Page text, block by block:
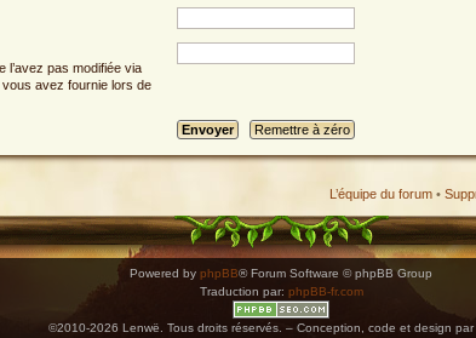
l’avez pas modifiée via
vous avez fournie lors de
L’équipe du forum •
Powered by phpBB® Forum Software © phpBB Group
Traduction par: phpBB-fr.com
©2010-2026 Lenwë. Tous droits réservés. – Conception, code et design par